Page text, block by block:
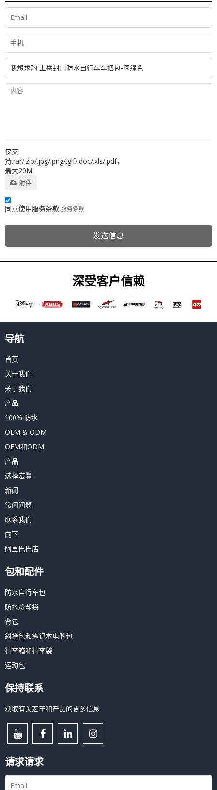
仅支
持.rar/.zip/.jpg/.png/.gif/.doc/.xls/.pdf，
最大20M
附件
同意使用服务条款,服务条款
发送信息
深受客户信赖
导航
首页
关于我们
关于我们
产品
100% 防水
OEM & ODM
OEM和ODM
产品
选择宏豐
新闻
常问问题
联系我们
向下
阿里巴巴店
包和配件
防水自行车包
防水冷却袋
背包
斜挎包和笔记本电脑包
行李箱和行李袋
运动包
保持联系
获取有关宏丰和产品的更多信息
请求请求